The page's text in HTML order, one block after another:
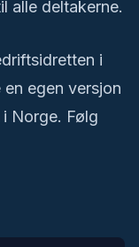
alle deltakerne.
i
egen versjon
Norge. Følg